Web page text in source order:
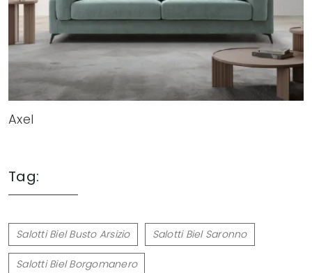
Axel
Tag:
Salotti Biel Busto Arsizio Salotti Biel Saronno
Salotti Biel Borgomanero